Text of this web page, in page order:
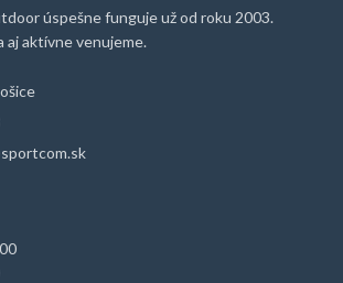
úspešne funguje už od roku 2003.
aj aktívne venujeme.